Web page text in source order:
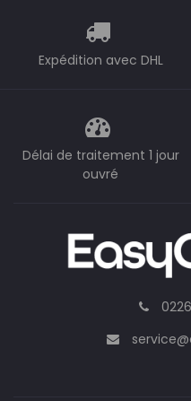
Expédition avec DHL
Délai de traitement 1 jour
ouvré